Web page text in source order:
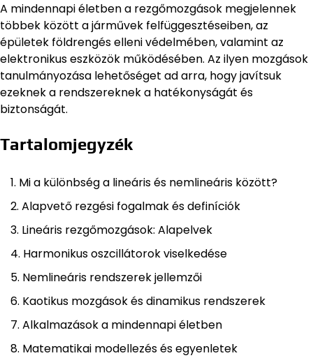
A mindennapi életben a rezgőmozgások megjelennek
többek között a járművek felfüggesztéseiben, az
épületek földrengés elleni védelmében, valamint az
elektronikus eszközök működésében. Az ilyen mozgások
tanulmányozása lehetőséget ad arra, hogy javítsuk
ezeknek a rendszereknek a hatékonyságát és
biztonságát.
Tartalomjegyzék
Mi a különbség a lineáris és nemlineáris között?
Alapvető rezgési fogalmak és definíciók
Lineáris rezgőmozgások: Alapelvek
Harmonikus oszcillátorok viselkedése
Nemlineáris rendszerek jellemzői
Kaotikus mozgások és dinamikus rendszerek
Alkalmazások a mindennapi életben
Matematikai modellezés és egyenletek